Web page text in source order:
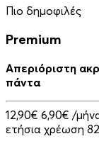
Πιο δημοφιλές
Premium
Απεριόριστη
πάντα
12,90€ 6,90€ /
ετήσια χρέωση